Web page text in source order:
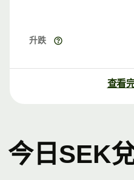
升跌
查看
今日SEK